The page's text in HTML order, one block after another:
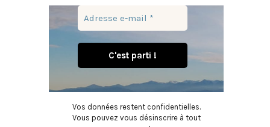
Vos données restent confidentielles.
Vous pouvez vous désinscrire à tout